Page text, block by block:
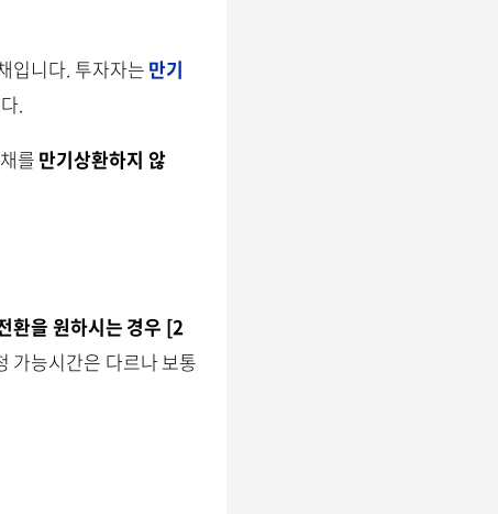
입니다. 투자자는만기
.
를 만기상환하지 않
환을 원하시는 경우 [2
가능시간은 다르나 보통